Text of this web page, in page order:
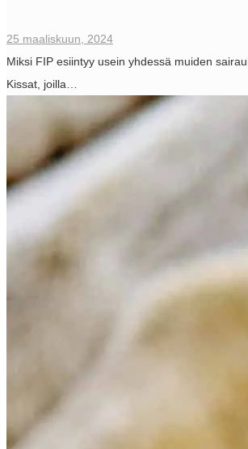
25 maaliskuun, 2024
Miksi FIP esiintyy usein yhdessä muiden
Kissat, joilla…